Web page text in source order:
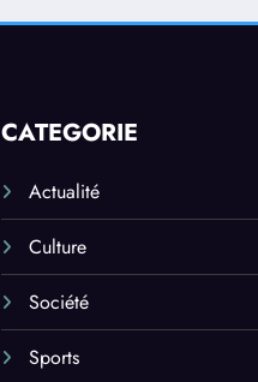
CATEGORIE
Actualité
Culture
Société
Sports